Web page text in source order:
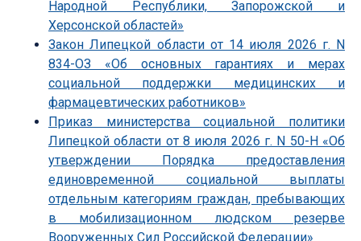
Народной Республики, Запорожской и
Херсонской областей»
Закон Липецкой области от 14 июля 2026 г. N
834-ОЗ «Об основных гарантиях и мерах
социальной поддержки медицинских и
фармацевтических работников»
Приказ министерства социальной политики
Липецкой области от 8 июля 2026 г. N 50-Н «Об
утверждении Порядка предоставления
единовременной социальной выплаты
отдельным категориям граждан, пребывающих
в мобилизационном людском резерве
Вооруженных Сил Российской Федерации»